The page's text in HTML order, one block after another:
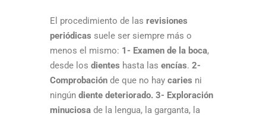
El procedimiento de las revisiones
periódicas suele ser siempre más o
menos el mismo: 1- Examen de la boca,
desde los dientes hasta las encías. 2-
Comprobación de que no hay caries ni
ningún diente deteriorado. 3- Exploración
minuciosa de la lengua, la garganta, la